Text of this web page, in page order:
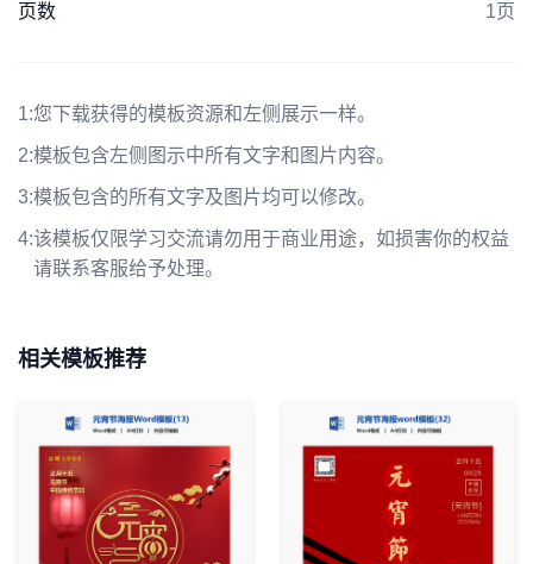
页数 1页
1:您下载获得的模板资源和左侧展示一样。
2:模板包含左侧图示中所有文字和图片内容。
3:模板包含的所有文字及图片均可以修改。
4:该模板仅限学习交流请勿用于商业用途，如损害你的权益
请联系客服给予处理。
相关模板推荐